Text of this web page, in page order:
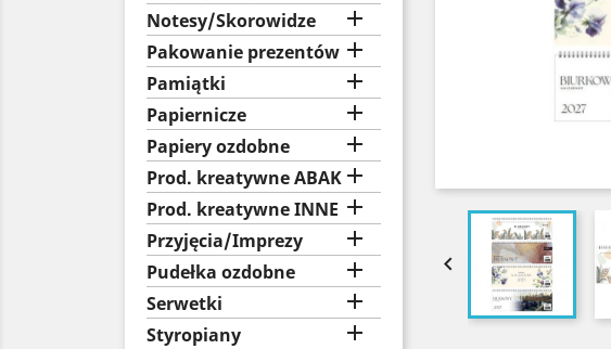
Notesy/Skorowidze

Pakowanie prezentów 
Pamiątki 
Papiernicze 
Papiery ozdobne 
Prod. kreatywne ABAK
Prod. kreatywne INNE 
Przyjęcia/Imprezy 
Pudełka ozdobne 
Serwetki 
Styropiany 
